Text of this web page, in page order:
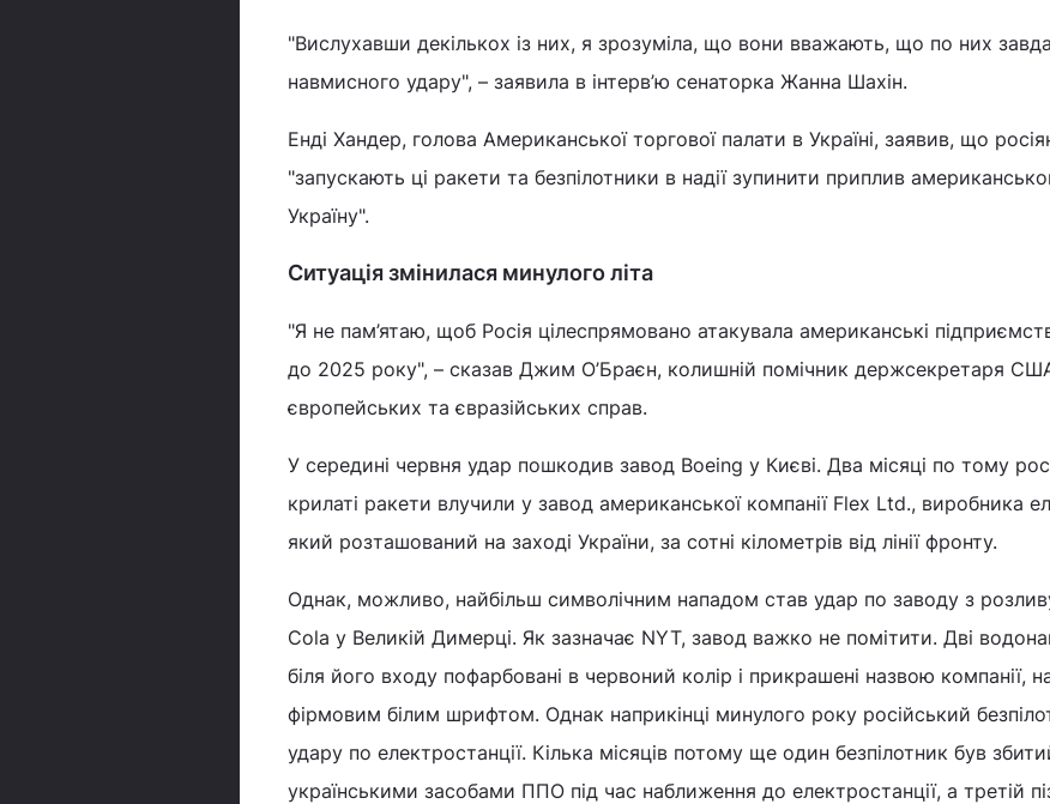
"Вислухавши декількох із них, я зрозуміла, що вони вважають, що по них
навмисного удару", – заявила в інтерв’ю сенаторка Жанна Шахін.
Енді Хандер, голова Американської торгової палати в Україні, заявив, що
"запускають ці ракети та безпілотники в надії зупинити приплив
Україну".
Ситуація змінилася минулого літа
"Я не пам’ятаю, щоб Росія цілеспрямовано атакувала американські
до 2025 року", – сказав Джим О’Браєн, колишній помічник держсекретаря
європейських та євразійських справ.
У середині червня удар пошкодив завод Boeing у Києві. Два місяці по тому
крилаті ракети влучили у завод американської компанії Flex Ltd., виробника
який розташований на заході України, за сотні кілометрів від лінії фронту.
Однак, можливо, найбільш символічним нападом став удар по заводу з
Cola у Великій Димерці. Як зазначає NYT, завод важко не помітити. Дві
біля його входу пофарбовані в червоний колір і прикрашені назвою компанії,
фірмовим білим шрифтом. Однак наприкінці минулого року російський
удару по електростанції. Кілька місяців потому ще один безпілотник був
українськими засобами ППО під час наближення до електростанції, а третій